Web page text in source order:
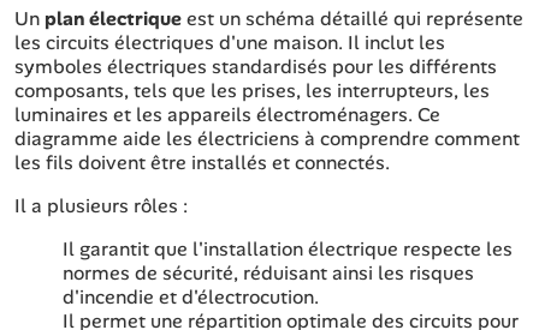
Un plan électriqueest un schéma détaillé qui représente
les circuits électriques d'une maison. Il inclut les
symboles électriques standardisés pour les différents
composants, tels que les prises, les interrupteurs, les
luminaires et les appareils électroménagers. Ce
diagramme aide les électriciens à comprendre comment
les fils doivent être installés et connectés.
Il a plusieurs rôles :
Il garantit que l'installation électrique respecte les
normes de sécurité, réduisant ainsi les risques
d'incendie et d'électrocution.
Il permet une répartition optimale des circuits pour